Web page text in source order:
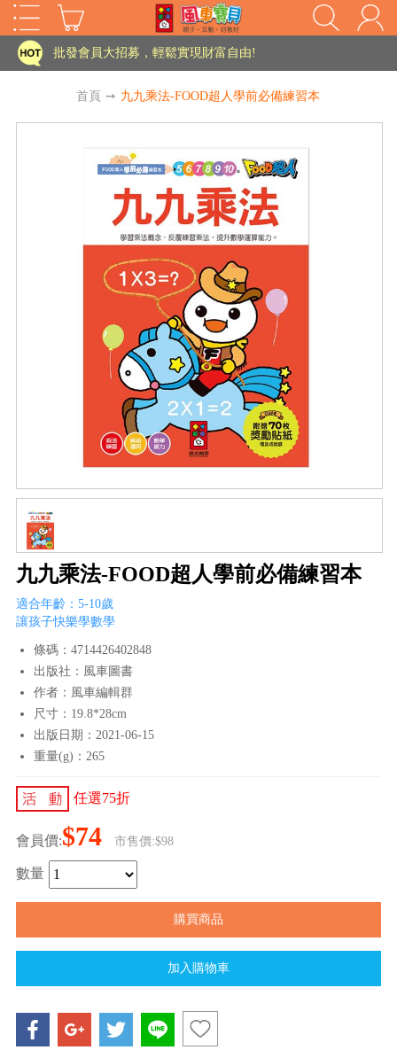
家長樂了!「風車書版集團暨FOOD超人企業總部」目前正興建中!
批發會員大招募，輕鬆實現財富自由!
老師您好!!幼教會員火熱招募中~
海外購物免煩惱！點我查看『海外購物流程說明』
批發會員大招募，輕鬆實現財富自由!
老師您好!!幼教會員火熱招募中~
海外購物免煩惱！點我查看『海外購物流程說明』
首頁 ➙ 九九乘法-FOOD超人學前必備練習本
九九乘法-FOOD超人學前必備練習本
適合年齡：5-10歲
讓孩子快樂學數學
條碼：4714426402848
出版社：風車圖書
作者：風車編輯群
尺寸：19.8*28cm
出版日期：2021-06-15
重量(g)：265
任選75折
會員價:$74 市售價:$98
數量